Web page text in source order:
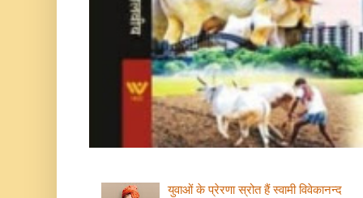
युवाओं के प्रेरणा स्रोत हैं स्वामी विवेकानन्द